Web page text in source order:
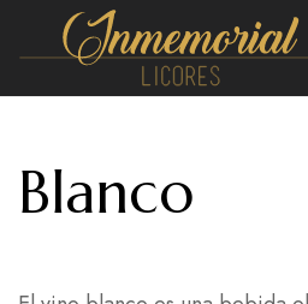
Inmemorial
Blanco